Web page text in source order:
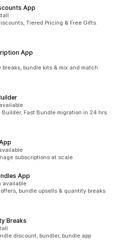
App
Tiered Pricing & Free Gifts.
App
bundle kits & mix and match
Fast Bundle migration in 24 hrs
subscriptions at scale
App
available
bundle upsells & quantity breaks
Breaks
discount, bundler, bundle app